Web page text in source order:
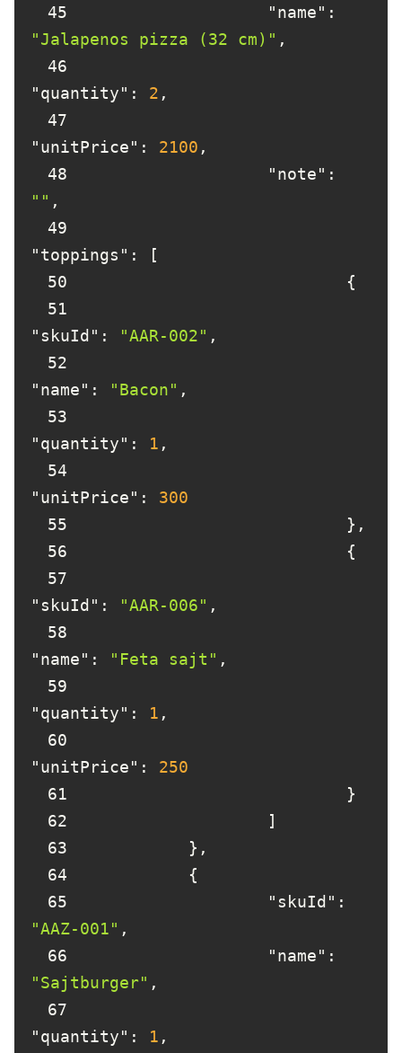
45 "name"
"Jalapenos pizza (32 cm)"
46
"quantity" : 2
47
"unitPrice" : 2100
48
"note"
""
49
"toppings"
50
51
"skuId" : "AAR-002"
52
"name" : "Bacon"
53
"quantity" : 1
54
"unitPrice" : 300
55
56
57
"skuId" : "AAR-006"
58
"name" : "Feta sajt"
59
"quantity" : 1
60
"unitPrice" : 250
61
62
63
64
65
"skuId"
"AAZ-001"
66
"name"
"Sajtburger"
67
"quantity" : 1